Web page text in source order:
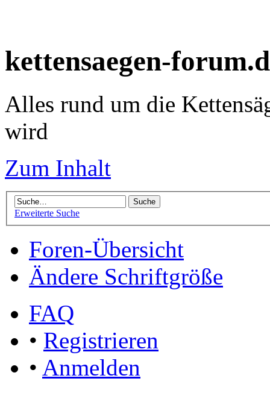
kettensaegen-
Alles rund um die
wird
Zum Inhalt
Erweiterte Suche
Foren-Übersicht
Ändere Schriftgröße
FAQ
• Registrieren
• Anmelden